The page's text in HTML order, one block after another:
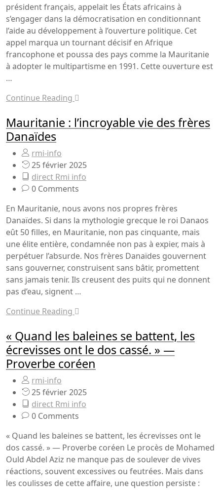
président français, appelait les États africains à
s’engager dans la démocratisation en conditionnant
l’aide au développement à l’ouverture politique. Cet
appel marqua un tournant décisif en Afrique
francophone et poussa des pays comme la Mauritanie
à adopter le multipartisme en 1991. Cette ouverture est
…
Continue Reading
Mauritanie : l’incroyable vie des frères
Danaïdes
rmi-info
25 février 2025
direct Rmi info
0 Comments
En Mauritanie, nous avons nos propres frères
Danaïdes. Si dans la mythologie grecque le roi Danaos
eût 50 filles, en Mauritanie, non pas cinquante, mais
une élite entière, condamnée non pas à expier, mais à
perpétuer l’absurde. Nos frères Danaïdes gouvernent
sans gouverner, construisent sans bâtir, promettent
sans jamais tenir. Ils creusent des puits qui ne donnent
pas d’eau, signent …
Continue Reading
« Quand les baleines se battent, les
écrevisses ont le dos cassé. » —
Proverbe coréen
rmi-info
25 février 2025
direct Rmi info
0 Comments
« Quand les baleines se battent, les écrevisses ont le
dos cassé. » — Proverbe coréen Le procès de Mohamed
Ould Abdel Aziz ne manque pas de soulever de vives
réactions, souvent excessives ou feutrées. Mais dans
les coulisses de cette affaire, une question persiste :